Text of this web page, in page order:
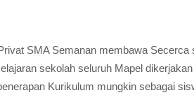
SMA Semanan membawa
sekolah seluruh Mapel
Kurikulum mungkin sebagai